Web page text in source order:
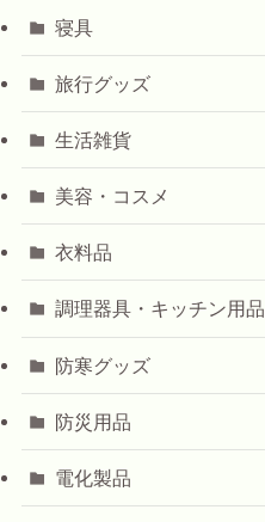
寝具
旅行グッズ
生活雑貨
美容・コスメ
衣料品
調理器具・キッチン用品
防寒グッズ
防災用品
電化製品